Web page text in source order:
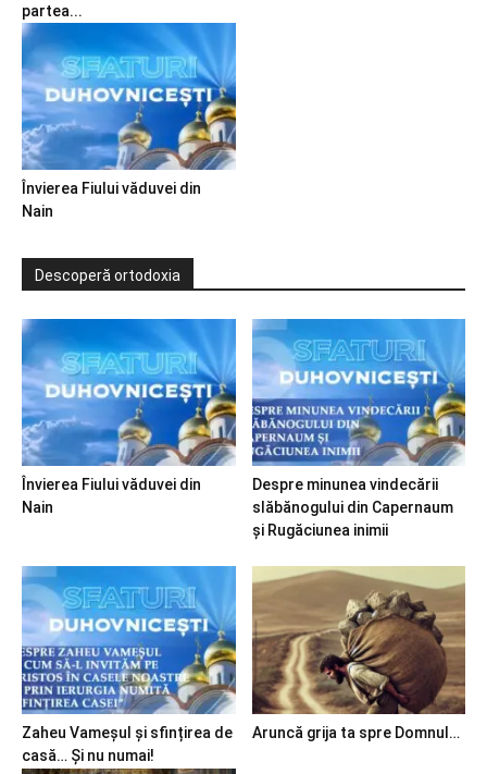
partea...
Învierea Fiului văduvei din
Nain
Descoperă ortodoxia
Învierea Fiului văduvei din
Nain
Despre minunea vindecării
slăbănogului din Capernaum
și Rugăciunea inimii
Zaheu Vameșul și sfințirea de
casă… Și nu numai!
Aruncă grija ta spre Domnul…